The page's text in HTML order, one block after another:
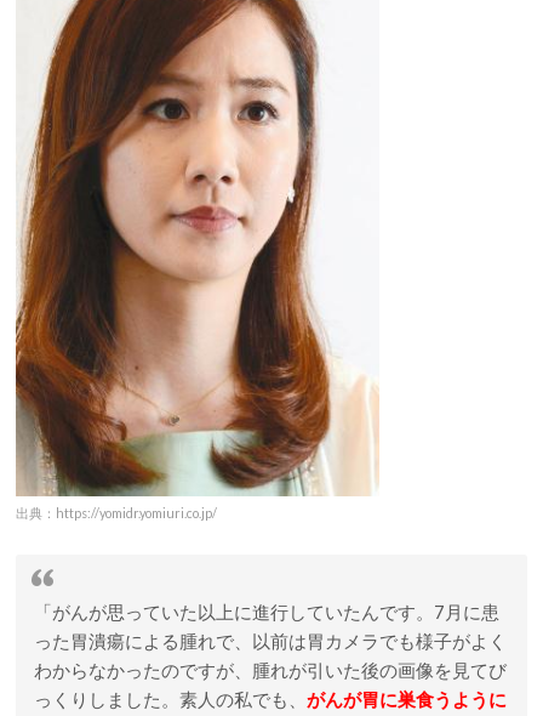
出典：https://yomidr.yomiuri.co.jp/
「がんが思っていた以上に進行していたんです。7月に患
った胃潰瘍による腫れで、以前は胃カメラでも様子がよく
わからなかったのですが、腫れが引いた後の画像を見てび
っくりしました。素人の私でも、 がんが胃に巣食うように